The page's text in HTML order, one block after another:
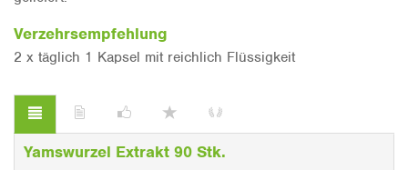
Verzehrsempfehlung
2 x täglich 1 Kapsel mit reichlich Flüssigkeit
Yamswurzel Extrakt 90 Stk.